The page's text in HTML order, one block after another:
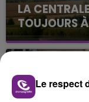
LA
TOUJOURS
Cela fait déjà
nucléaire
justifiée par
présente.
Le respect